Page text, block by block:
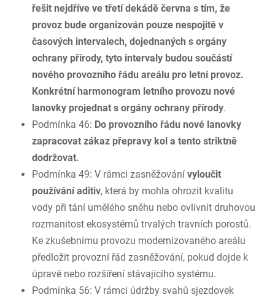
řešit nejdříve ve třetí dekádě června s tím, že
provoz bude organizován pouze nespojitě v
časových intervalech, dojednaných s orgány
ochrany přírody, tyto intervaly budou součástí
nového provozního řádu areálu pro letní provoz.
Konkrétní harmonogram letního provozu nové
lanovky projednat s orgány ochrany přírody.
Podmínka 46: Do provozního řádu nové lanovky
zapracovat zákaz přepravy kol a tento striktně
dodržovat.
Podmínka 49: V rámci zasněžování vyloučit
používání aditiv, která by mohla ohrozit kvalitu
vody při tání umělého sněhu nebo ovlivnit druhovou
rozmanitost ekosystémů trvalých travních porostů.
Ke zkušebnímu provozu modernizovaného areálu
předložit provozní řád zasněžování, pokud dojde k
úpravě nebo rozšíření stávajícího systému.
Podmínka 56: V rámci údržby svahů sjezdovek